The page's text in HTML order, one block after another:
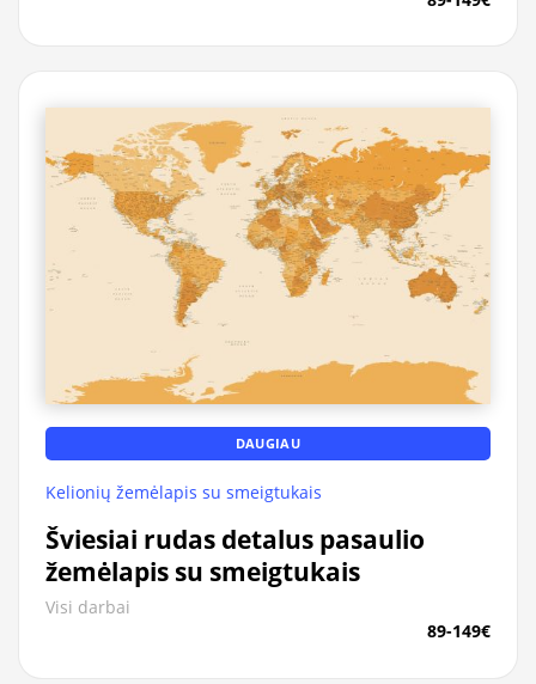
DAUGIAU
Kelionių žemėlapis su smeigtukais
Šviesiai rudas detalus pasaulio
žemėlapis su smeigtukais
Visi darbai
89-149€